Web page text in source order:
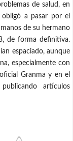
de salud, en
a pasar por el
de su hermano
de forma definitiva.
espaciado, aunque
especialmente con
Granma y en el
artículos